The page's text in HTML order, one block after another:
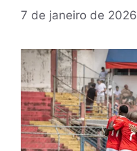
7 de janeiro de 2026